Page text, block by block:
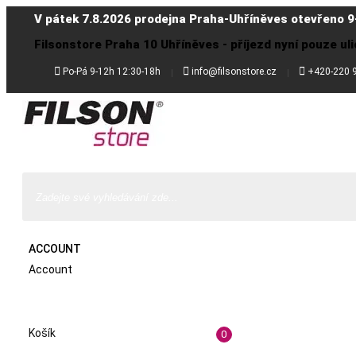
V pátek 7.8.2026 prodejna Praha-Uhříněves otevřeno
Filsonstore Praha 10 Uhříněves - příjezd nyní pouze
 Po-Pá 9-12h 12:30-18h  info@filsonstore.cz  +420-220
ACCOUNT
Account
Košík 0